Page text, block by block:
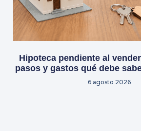
Hipoteca pendiente al
pasos y gastos qué debe
6 agosto 2026